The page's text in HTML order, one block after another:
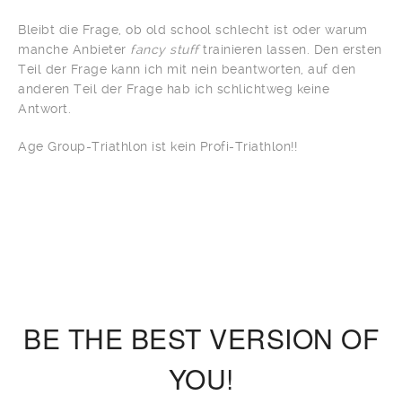
Bleibt die Frage, ob old school schlecht ist oder warum
manche Anbieter fancy stufftrainieren lassen. Den ersten
Teil der Frage kann ich mit nein beantworten, auf den
anderen Teil der Frage hab ich schlichtweg keine
Antwort.
Age Group-Triathlon ist kein Profi-Triathlon!!
BE THE BEST VERSION OF
YOU!